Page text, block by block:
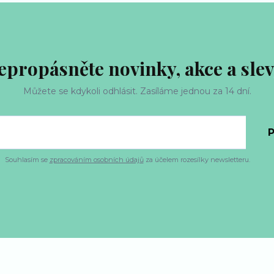
novinky, akce a
Můžete se kdykoli odhlásit. Zasíláme jednou za 14 dní.
Souhlasím se zpracováním osobních údajůza účelem rozesílky newsletteru.